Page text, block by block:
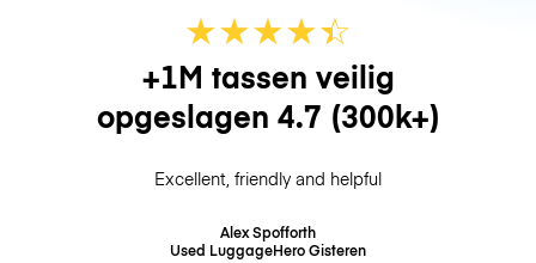
★★★★☆
★
+1M tassen veilig
opgeslagen 4.7 (300k+)
Excellent, friendly and helpful
Alex Spofforth
Used LuggageHeroGisteren